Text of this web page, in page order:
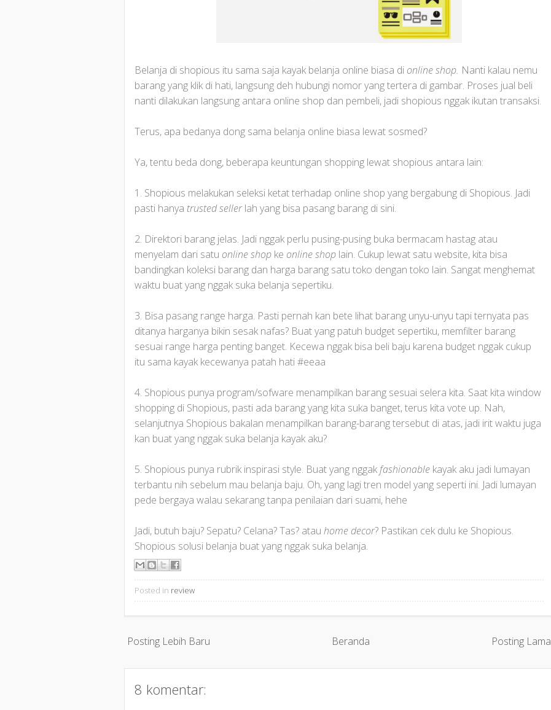
Belanja di shopious itu sama saja kayak belanja online biasa di online shop. Nanti kalau nemu
barang yang klik di hati, langsung deh hubungi nomor yang tertera di gambar. Proses jual beli
nanti dilakukan langsung antara online shop dan pembeli, jadi shopious nggak ikutan transaksi.
Terus, apa bedanya dong sama belanja online biasa lewat sosmed?
Ya, tentu beda dong, beberapa keuntungan shopping lewat shopious antara lain:
1. Shopious melakukan seleksi ketat terhadap online shop yang bergabung di Shopious. Jadi
pasti hanya trusted sellerlah yang bisa pasang barang di sini.
2. Direktori barang jelas. Jadi nggak perlu pusing-pusing buka bermacam hastag atau
menyelam dari satu online shop ke online shop lain. Cukup lewat satu website, kita bisa
bandingkan koleksi barang dan harga barang satu toko dengan toko lain. Sangat menghemat
waktu buat yang nggak suka belanja sepertiku.
3. Bisa pasang range harga. Pasti pernah kan bete lihat barang unyu-unyu tapi ternyata pas
ditanya harganya bikin sesak nafas? Buat yang patuh budget sepertiku, memfilter barang
sesuai range harga penting banget. Kecewa nggak bisa beli baju karena budget nggak cukup
itu sama kayak kecewanya patah hati #eeaa
4. Shopious punya program/sofware menampilkan barang sesuai selera kita. Saat kita window
shopping di Shopious, pasti ada barang yang kita suka banget, terus kita vote up. Nah,
selanjutnya Shopious bakalan menampilkan barang-barang tersebut di atas, jadi irit waktu juga
kan buat yang nggak suka belanja kayak aku?
5. Shopious punya rubrik inspirasi style. Buat yang nggakfashionable kayak aku jadi lumayan
terbantu nih sebelum mau belanja baju. Oh, yang lagi tren model yang seperti ini. Jadi lumayan
pede bergaya walau sekarang tanpa penilaian dari suami, hehe
Jadi, butuh baju? Sepatu? Celana? Tas? atau home decor? Pastikan cek dulu ke Shopious.
Shopious solusi belanja buat yang nggak suka belanja.
Posted in review
Posting Lebih Baru Posting Lama
Beranda
8 komentar: